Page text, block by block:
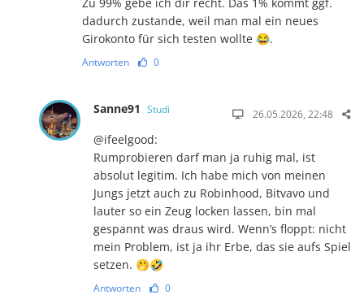
dadurch zustande, weil man mal ein neues
Girokonto für sich testen wollte 😂.
Antworten 0
Sanne91 Studi 26.05.2026, 22:48
@ifeelgood:
Rumprobieren darf man ja ruhig mal, ist
absolut legitim. Ich habe mich von meinen
Jungs jetzt auch zu Robinhood, Bitvavo und
lauter so ein Zeug locken lassen, bin mal
gespannt was draus wird. Wenn’s floppt: nicht
mein Problem, ist ja ihr Erbe, das sie aufs Spiel
setzen. 🤭🤣
Antworten 0